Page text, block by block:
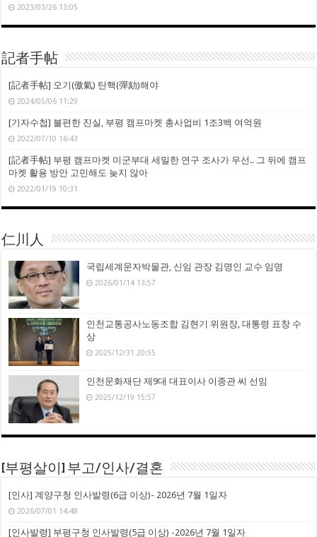
2023/03/26 13:05
記者手帖
[記者手帖] 오기(傲氣) 탄핵(彈劾)해야
2024/05/06 11:29
[기자수첩] 불편한 진실, 부평 캠프마켓 총사업비 1조3백 여억원
2022/07/10 16:43
[記者手帖] 부평 캠프마켓 미군부대 세밀한 연구 조사가 우선.. 그 뒤에 캠프
마켓 활용 방안 고민해도 늦지 않아
2022/01/19 10:31
仁川人
국립세계문자박물관, 신임 관장 김명인 교수 임명
2026/01/14 13:57
인천교통공사노동조합 김현기 위원장, 대통령 표창 수
상
2025/12/31 20:55
인천문화재단 제9대 대표이사 이종관 씨 선임
2025/12/19 15:57
[부평살이] 부고/인사/결혼
[인사] 계양구청 인사발령(6급 이상)- 2026년 7월 1일자
2026/07/01 14:48
[인사발령] 부평구청 인사발령(5급 이상) -2026년 7월 1일자